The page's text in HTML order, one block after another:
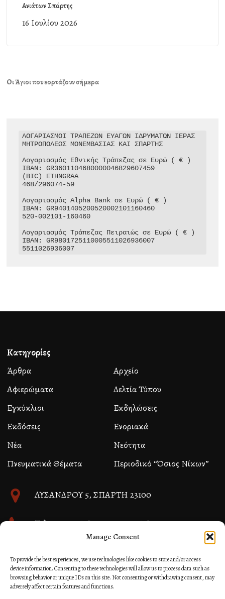
Manage Consent
To provide the best experiences, we use technologies like cookies to store and/or access
device information. Consenting to these technologies will allow us to process data such as
browsing behavior or unique IDs on this site. Not consenting or withdrawing consent, may
adversely affect certain features and functions.
Ανιάτων Σπάρτης
16 Ιουλίου 2026
Οι Άγιοι που εορτάζουν σήμερα
ΛΟΓΑΡΙΑΣΜΟΙ ΤΡΑΠΕΖΩΝ ΕΥΑΓΩΝ ΙΔΡΥΜΑΤΩΝ ΙΕΡΑΣ
ΜΗΤΡΟΠΟΛΕΩΣ ΜΟΝΕΜΒΑΣΙΑΣ ΚΑΙ ΣΠΑΡΤΗΣ
Λογαριασμός Εθνικής Τράπεζας σε Ευρώ ( € )
IBAN: GR3601104680000046829607459
(BIC) ETHNGRAA
468/296074-59
Λογαριασμός Alpha Bank σε Ευρώ ( € )
IBAN: GR9401405200520002101160460
520-002101-160460
Λογαριασμός Τράπεζας Πειραιώς σε Ευρώ ( € )
IBAN: GR9801725110005511026936007
5511026936007
Κατηγορίες
Άρθρα
Αρχείο
Αφιερώματα
Δελτία Τύπου
Εγκύκλιοι
Εκδηλώσεις
Εκδόσεις
Ενοριακά
Νέα
Νεότητα
Πνευματικά Θέματα
Περιοδικό “Όσιος Νίκων”
ΛΥΣΑΝΔΡΟΥ 5, ΣΠΑΡΤΗ 23100
Τηλ. 27310 26580 και 27310 26581